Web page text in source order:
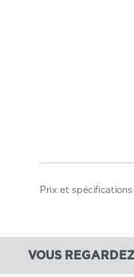
Prix et
VOUS